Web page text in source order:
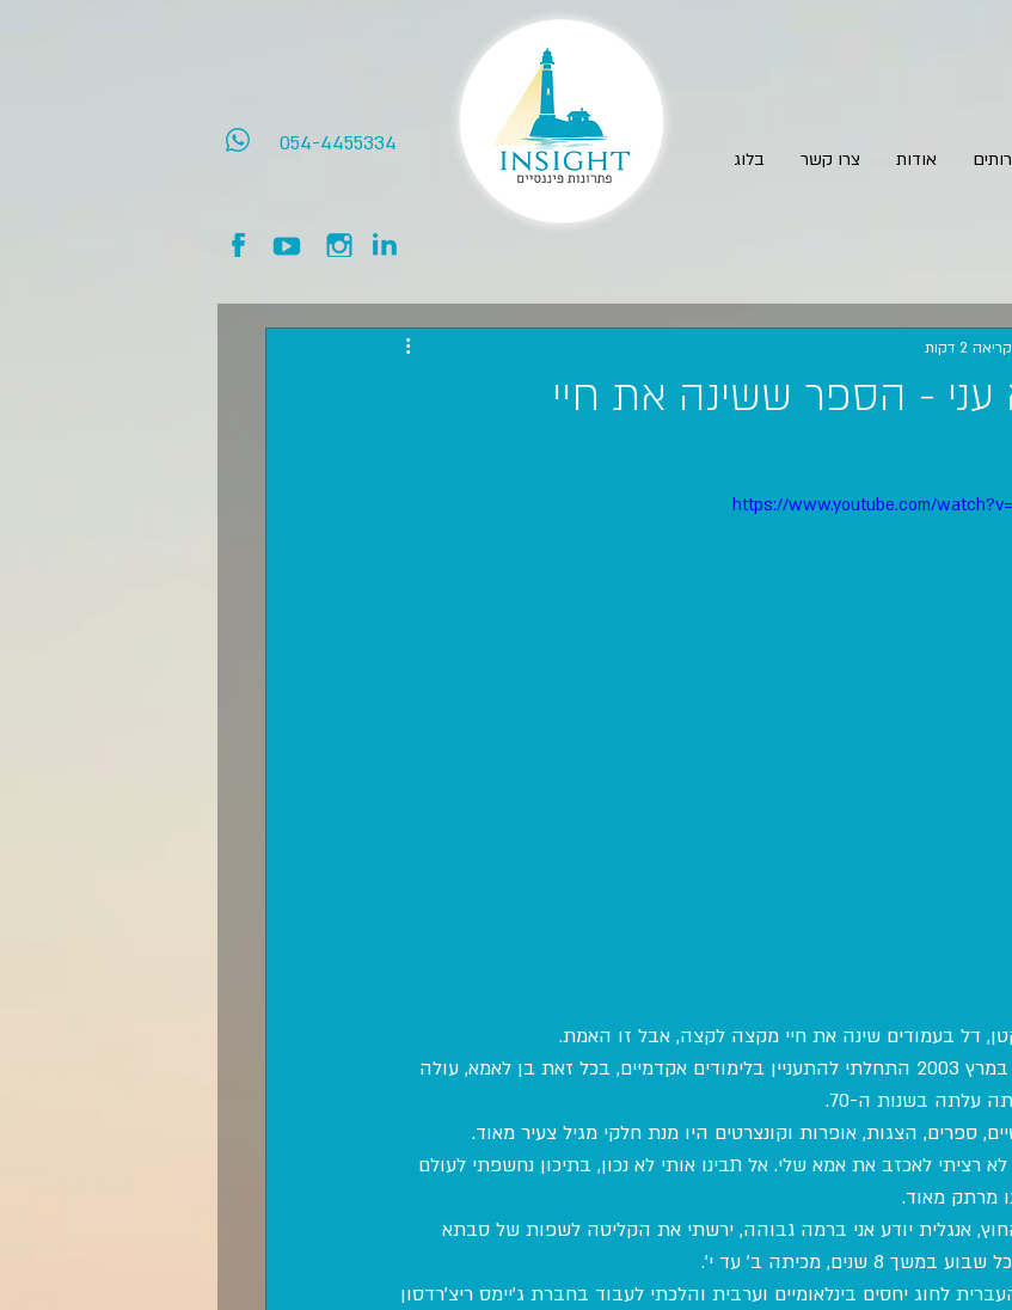
054-4455334
בלוג צרו קשר אודות
- הספר ששינה את חיי
2 דקות
https://www.youtube.com/
דל בעמודים שינה את חיי מקצה לקצה, אבל זו האמת.
אחרי שסיימתי את שירותי הצבאי במרץ 2003 התחלתי להתעניין בלימודים אקדמיים, בכל זאת בן לאמא, עולה
עלתה בשנות ה-70.
ספרים, הצגות, אופרות וקונצרטים היו מנת חלקי מגיל צעיר מאוד.
רציתי לאכזב את אמא שלי. אל תבינו אותי לא נכון, בתיכון נחשפתי לעולם
מרתק מאוד.
אנגלית יודע אני ברמה גבוהה, ירשתי את הקליטה לשפות של סבתא
שנים, מכיתה ב' עד י'.
לחוג יחסים בינלאומיים וערבית והלכתי לעבוד בחברת ג'יימס ריצ'רדסון